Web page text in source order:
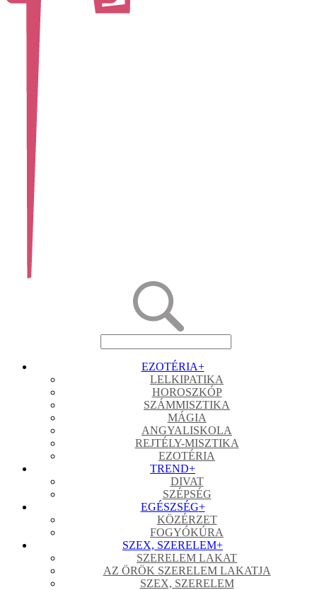
EZOTÉRIA+
LELKIPATIKA
HOROSZKÓP
SZÁMMISZTIKA
MÁGIA
ANGYALISKOLA
REJTÉLY-MISZTIKA
EZOTÉRIA
TREND+
DIVAT
SZÉPSÉG
EGÉSZSÉG+
KÖZÉRZET
FOGYÓKÚRA
SZEX, SZERELEM+
SZERELEM LAKAT
AZ ÖRÖK SZERELEM LAKATJA
SZEX, SZERELEM